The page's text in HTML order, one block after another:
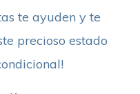
te ayuden y te
precioso estado